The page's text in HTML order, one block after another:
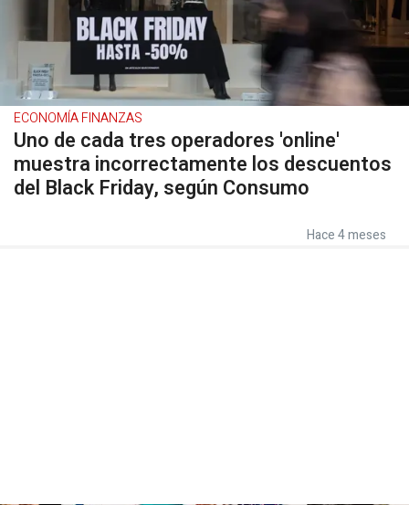
ECONOMÍA FINANZAS
Uno de cada tres operadores 'online'
muestra incorrectamente los descuentos
del Black Friday, según Consumo
Hace 4 meses